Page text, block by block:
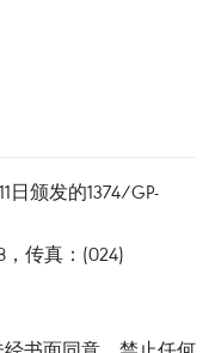
日颁发的1374/GP-
，传真：(024)